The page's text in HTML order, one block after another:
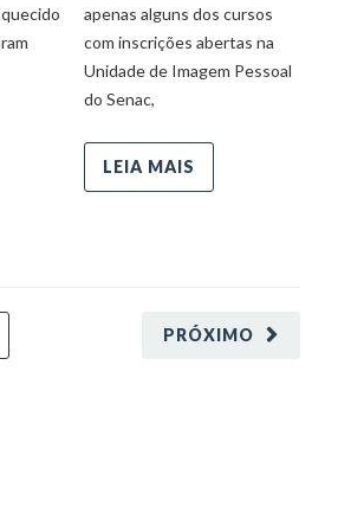
apenas alguns dos cursos
com inscrições abertas na
Unidade de Imagem Pessoal
do Senac,
LEIA MAIS
PRÓXIMO